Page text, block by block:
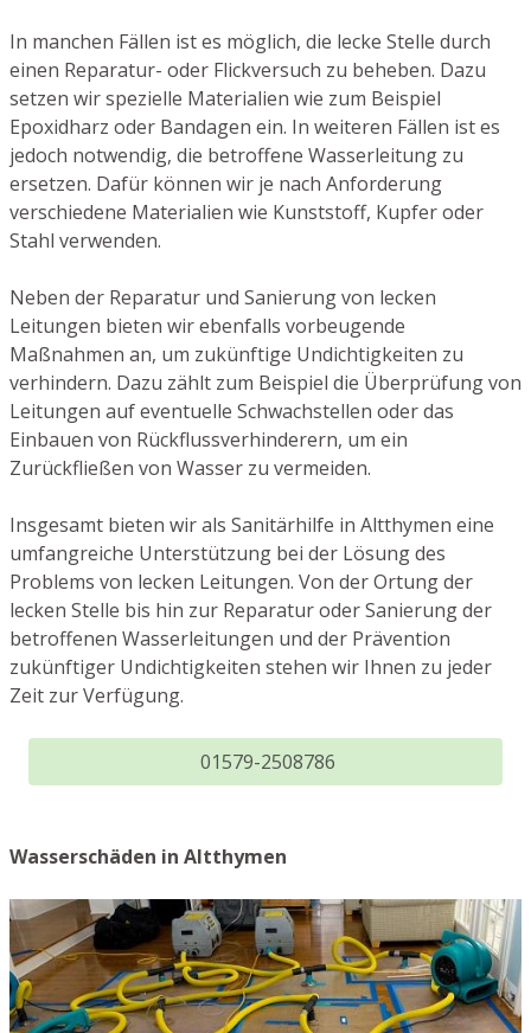
In manchen Fällen ist es möglich, die lecke Stelle durch
einen Reparatur- oder Flickversuch zu beheben. Dazu
setzen wir spezielle Materialien wie zum Beispiel
Epoxidharz oder Bandagen ein. In weiteren Fällen ist es
jedoch notwendig, die betroffene Wasserleitung zu
ersetzen. Dafür können wir je nach Anforderung
verschiedene Materialien wie Kunststoff, Kupfer oder
Stahl verwenden.
Neben der Reparatur und Sanierung von lecken
Leitungen bieten wir ebenfalls vorbeugende
Maßnahmen an, um zukünftige Undichtigkeiten zu
verhindern. Dazu zählt zum Beispiel die Überprüfung von
Leitungen auf eventuelle Schwachstellen oder das
Einbauen von Rückflussverhinderern, um ein
Zurückfließen von Wasser zu vermeiden.
Insgesamt bieten wir als Sanitärhilfe in Altthymen eine
umfangreiche Unterstützung bei der Lösung des
Problems von lecken Leitungen. Von der Ortung der
lecken Stelle bis hin zur Reparatur oder Sanierung der
betroffenen Wasserleitungen und der Prävention
zukünftiger Undichtigkeiten stehen wir Ihnen zu jeder
Zeit zur Verfügung.
01579-2508786
Wasserschäden in Altthymen